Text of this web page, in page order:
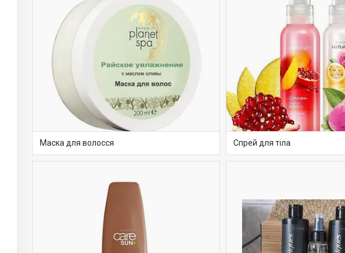
Маска для волосся Спрей для тіла